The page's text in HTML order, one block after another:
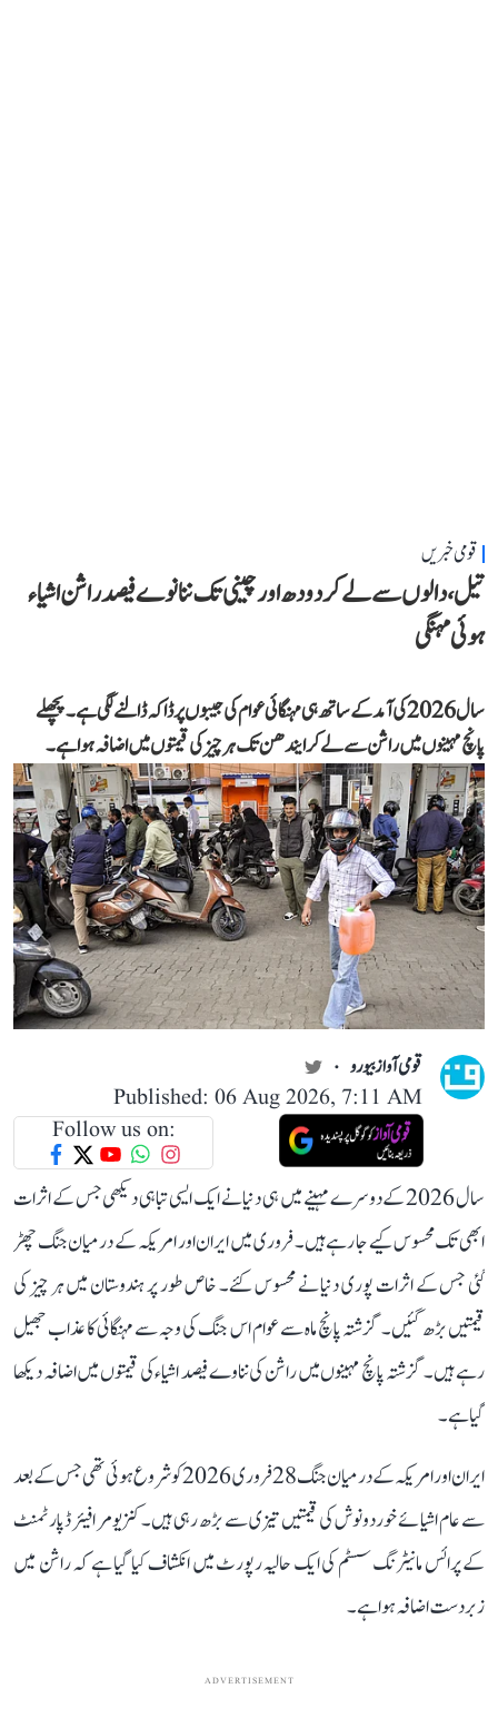
قومی خبریں
تیل، دالوں سے لے کر دودھ اور چینی تک ننانوے فیصد راشن اشیاء
ہوئی مہنگی
سال 2026 کی آمد کے ساتھ ہی مہنگائی عوام کی جیبوں پر ڈاکہ ڈالنے لگی ہے۔ پچھلے
پانچ مہینوں میں راشن سے لے کر ایندھن تک ہر چیز کی قیمتوں میں اضافہ ہوا ہے۔
قومی آواز بیورو
Published: 06 Aug 2026, 7:11 AM
Follow us on:
سال 2026 کے دوسرے مہینے میں ہی دنیا نے ایک ایسی تباہی دیکھی جس کے اثرات
ابھی تک محسوس کیے جا رہے ہیں۔ فروری میں ایران اور امریکہ کے درمیان جنگ چھڑ
گئی جس کے اثرات پوری دنیا نے محسوس کئے۔ خاص طور پر ہندوستان میں ہر چیز کی
قیمتیں بڑھ گئیں۔ گزشتہ پانچ ماہ سے عوام اس جنگ کی وجہ سے مہنگائی کا عذاب جھیل
رہے ہیں۔ گزشتہ پانچ مہینوں میں راشن کی نناوے فیصد اشیاء کی قیمتوں میں اضافہ دیکھا
گیا ہے۔
ایران اور امریکہ کے درمیان جنگ 28 فروری 2026 کو شروع ہوئی تھی جس کے بعد
سے عام اشیائے خوردونوش کی قیمتیں تیزی سے بڑھ رہی ہیں۔ کنزیومر افیئر ڈپارٹمنٹ
کے پرائس مانیٹرنگ سسٹم کی ایک حالیہ رپورٹ میں انکشاف کیا گیا ہے کہ راشن میں
زبردست اضافہ ہوا ہے۔
ADVERTISEMENT